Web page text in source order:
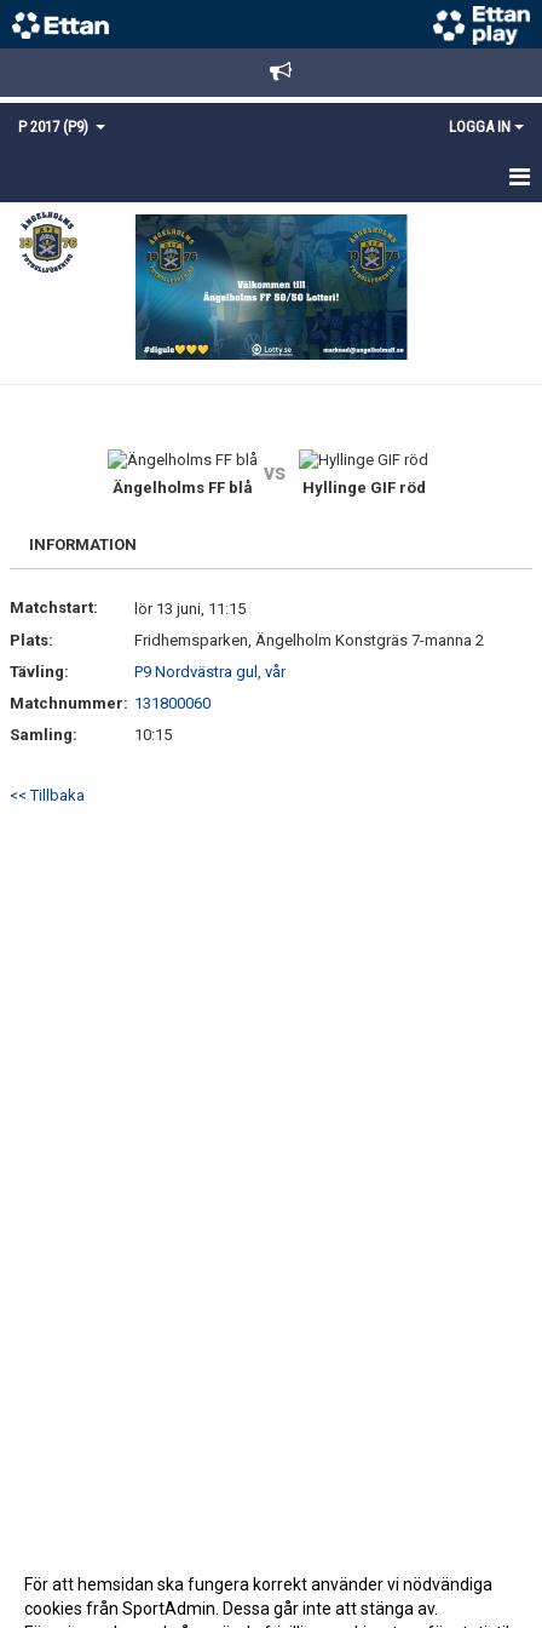
P 2017 (P9) LOGGA IN
HEM
TRUPPEN
Ängelholms FF blå
vs
Hyllinge GIF röd
INFORMATION
Matchstart:
lör 13 juni, 11:15
Plats:
Fridhemsparken, Ängelholm Konstgräs 7-manna 2
Tävling:
P9 Nordvästra gul, vår
Matchnummer: 131800060
Samling:
10:15
<< Tillbaka
För att hemsidan ska fungera korrekt använder vi nödvändiga
cookies från SportAdmin. Dessa går inte att stänga av.